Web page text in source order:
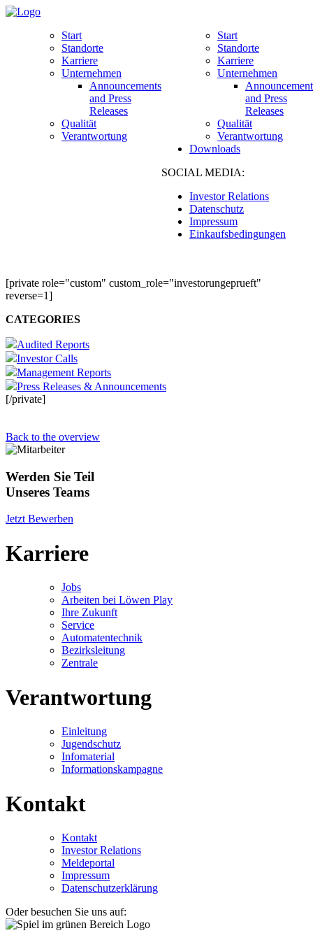
Start
Standorte
Karriere
Unternehmen
Announcements
and Press
Releases
Qualität
Verantwortung
Start
Standorte
Karriere
Unternehmen
and Press
Releases
Qualität
Verantwortung
Downloads
SOCIAL MEDIA:
Investor Relations
Datenschutz
Impressum
Einkaufsbedingungen
[private role="custom" custom_role="investorungeprueft"
reverse=1]
CATEGORIES
Audited Reports
Investor Calls
Management Reports
Press Releases & Announcements
[/private]
Back to the overview
Werden Sie Teil
Unseres Teams
Jetzt Bewerben
Karriere
Jobs
Arbeiten bei Löwen Play
Ihre Zukunft
Service
Automatentechnik
Bezirksleitung
Zentrale
Verantwortung
Einleitung
Jugendschutz
Infomaterial
Informationskampagne
Kontakt
Kontakt
Investor Relations
Meldeportal
Impressum
Datenschutzerklärung
Oder besuchen Sie uns auf: